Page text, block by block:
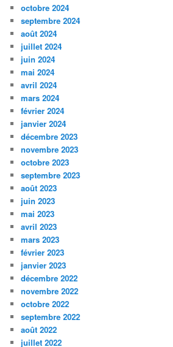
octobre 2024
septembre 2024
août 2024
juillet 2024
juin 2024
mai 2024
avril 2024
mars 2024
février 2024
janvier 2024
décembre 2023
novembre 2023
octobre 2023
septembre 2023
août 2023
juin 2023
mai 2023
avril 2023
mars 2023
février 2023
janvier 2023
décembre 2022
novembre 2022
octobre 2022
septembre 2022
août 2022
juillet 2022